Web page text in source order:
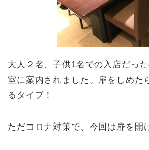
大人２名、子供1名での入店だっ
室に案内されました。扉をしめた
るタイプ！
ただコロナ対策で、今回は扉を開